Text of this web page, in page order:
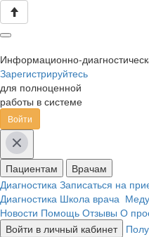
Информационно-
Зарегистрируйтесь
для полноценной
работы в системе
Войти
Пациентам
Врачам
Диагностика Записаться на
Диагностика Школа врача
Новости Помощь Отзывы О
Войти в личный кабинет